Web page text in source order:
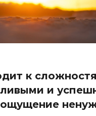
к
и
ощущение